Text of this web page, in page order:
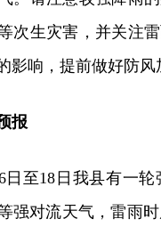
次生灾害，并关注
影响，提前做好防风
报
日至18日我县有一
强对流天气，雷雨时